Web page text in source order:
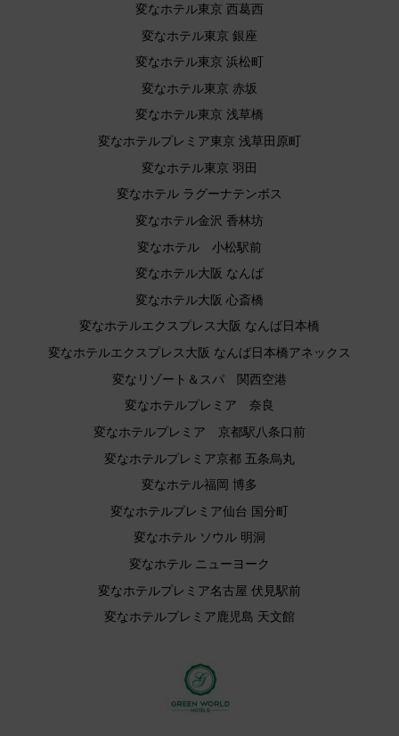
変なホテル東京 西葛西
変なホテル東京 銀座
変なホテル東京 浜松町
変なホテル東京 赤坂
変なホテル東京 浅草橋
変なホテルプレミア東京 浅草田原町
変なホテル東京 羽田
変なホテル ラグーナテンボス
変なホテル金沢 香林坊
変なホテル 小松駅前
変なホテル大阪 なんば
変なホテル大阪 心斎橋
変なホテルエクスプレス大阪 なんば日本橋
変なホテルエクスプレス大阪 なんば日本橋アネックス
変なリゾート＆スパ 関西空港
変なホテルプレミア 奈良
変なホテルプレミア 京都駅八条口前
変なホテルプレミア京都 五条烏丸
変なホテル福岡 博多
変なホテルプレミア仙台 国分町
変なホテル ソウル 明洞
変なホテル ニューヨーク
変なホテルプレミア名古屋 伏見駅前
変なホテルプレミア鹿児島 天文館